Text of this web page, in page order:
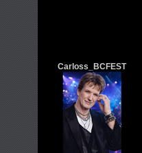
Carloss_BCFEST